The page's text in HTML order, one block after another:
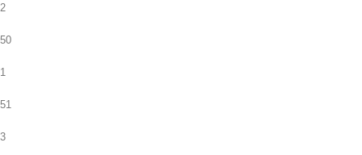
2
50
1
51
3